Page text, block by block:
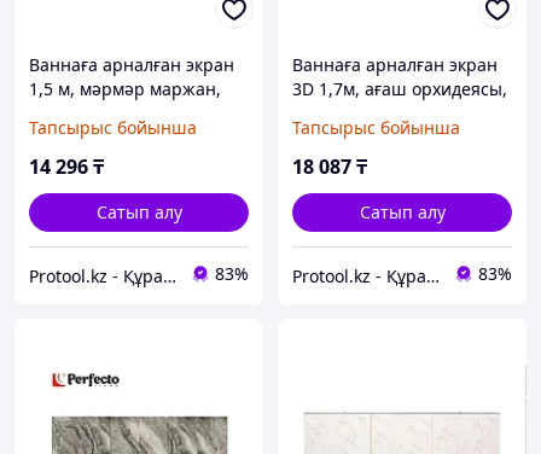
Ваннаға арналған экран
1,5 м, мәрмәр маржан,
(PERFECTO LINEA) (36-
000157)
Тапсырыс бойынша
14 296₸
Сатып алу
Protool.kz - Құрал сайман магазины 83%
Ваннаға арналған экран
3D 1,7м, ағаш орхидеясы,
(PERFECTO LINEA) (36-
031709)
Тапсырыс бойынша
18 087₸
Сатып алу
Protool.kz - Құрал сайман магазины 83%